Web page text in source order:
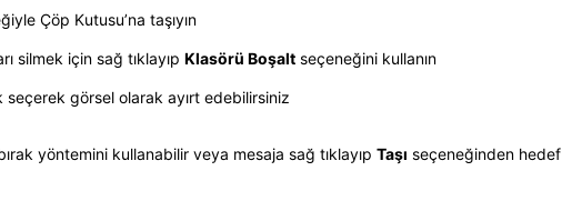
Çöp Kutusu’na taşıyın
silmek için sağ tıklayıp Klasörü Boşalt seçeneğini kullanın
seçerek görsel olarak ayırt edebilirsiniz
yöntemini kullanabilir veya mesaja sağ tıklayıp Taşı seçeneğinden hedef